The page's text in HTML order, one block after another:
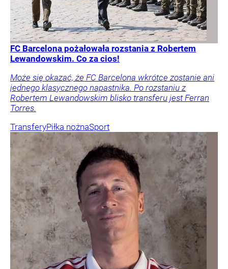
FC Barcelona pożałowała rozstania z Robertem
Lewandowskim. Co za cios!
Może się okazać, że FC Barcelona wkrótce zostanie ani
jednego klasycznego napastnika. Po rozstaniu z
Robertem Lewandowskim blisko transferu jest Ferran
Torres.
TransferyPiłka nożnaSport